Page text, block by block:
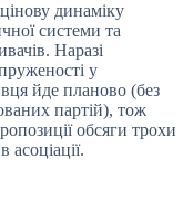
динаміку
системи та
Наразі
у
йде планово (без
партій), тож
обсяги трохи